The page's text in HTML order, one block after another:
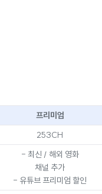
프리미엄
253CH
- 최신 / 해외 영화
채널 추가
- 유튜브 프리미엄 할인